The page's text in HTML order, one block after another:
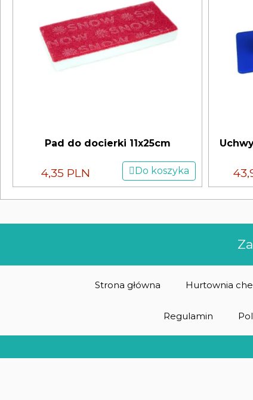
Pad do docierki 11x25cm
4,35 PLN Do koszyka
Strona główna Hurtownia
Regulamin